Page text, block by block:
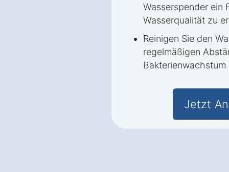
Wasserspender ein
Wasserqualität zu
Reinigen Sie den
regelmäßigen
Jetzt